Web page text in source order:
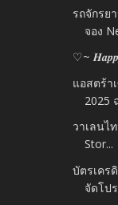
รถจักรย
จอง
♡~
แอสตร้า
2025
วาเลนไ
Stor...
บัตรเคร
จัดโป